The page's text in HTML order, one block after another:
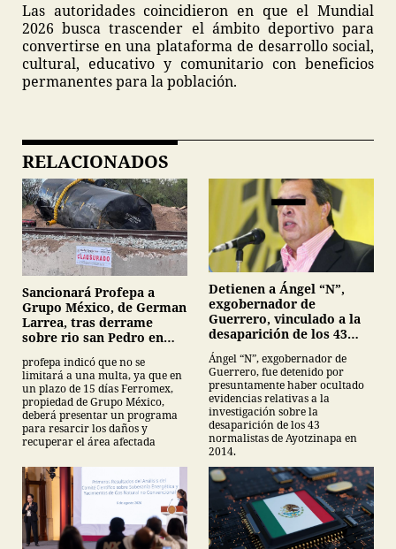
Las autoridades coincidieron en que el Mundial
2026 busca trascender el ámbito deportivo para
convertirse en una plataforma de desarrollo social,
cultural, educativo y comunitario con beneficios
permanentes para la población.
RELACIONADOS
Sancionará Profepa a
Grupo México, de German
Larrea, tras derrame
sobre rio san Pedro en
profepa indicó que no se
limitará a una multa, ya que en
un plazo de 15 días Ferromex,
propiedad de Grupo México,
deberá presentar un programa
para resarcir los daños y
recuperar el área afectada
Detienen a Ángel “N”,
exgobernador de
Guerrero, vinculado a la
desaparición de los 43
normalistas de
Ayotzinapa
Ángel “N”, exgobernador de
Guerrero, fue detenido por
presuntamente haber ocultado
evidencias relativas a la
investigación sobre la
desaparición de los 43
normalistas de Ayotzinapa en
2014.